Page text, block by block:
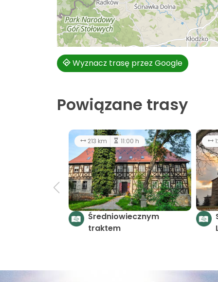
Wyznacz trasę przez Google
Powiązane trasy
213 km 11:00 h
Średniowiecznym
traktem